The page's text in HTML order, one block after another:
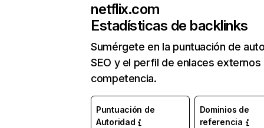
netflix.com
Estadísticas de backlinks
Sumérgete en la puntuación de
SEO y el perfil de enlaces externos
competencia.
Puntuación de
Autoridad
Dominios de
referencia